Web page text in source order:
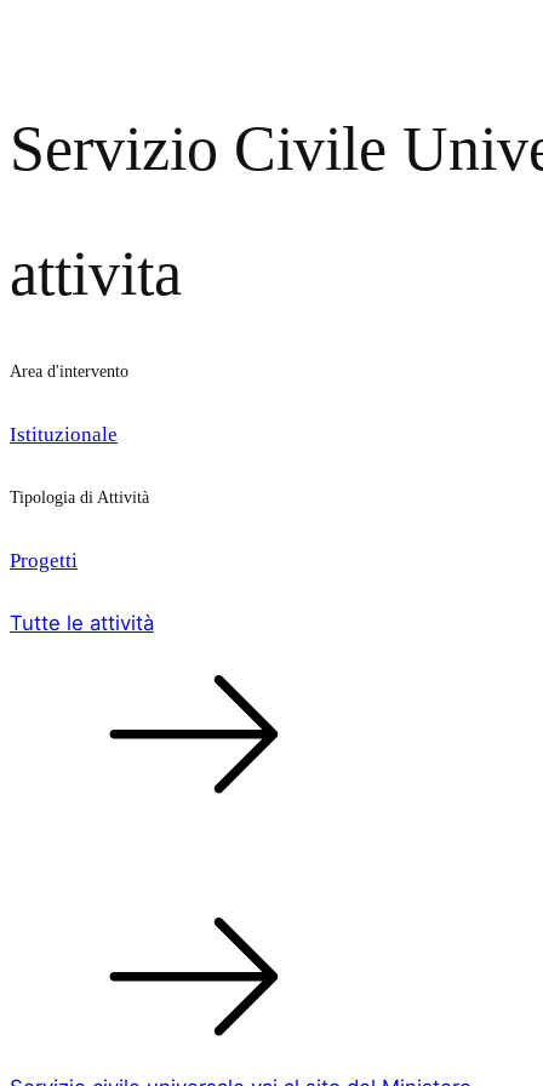
Servizio Civile
attivita
Area d'intervento
Istituzionale
Tipologia di Attività
Progetti
Tutte le attività